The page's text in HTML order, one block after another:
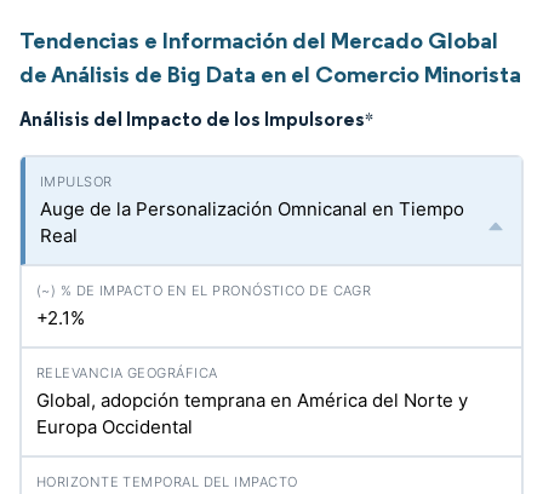
Tendencias e Información del Mercado Global
de Análisis de Big Data en el Comercio Minorista
Análisis del Impacto de los Impulsores*
Auge de la Personalización Omnicanal en Tiempo
Real
+2.1%
Global, adopción temprana en América del Norte y
Europa Occidental